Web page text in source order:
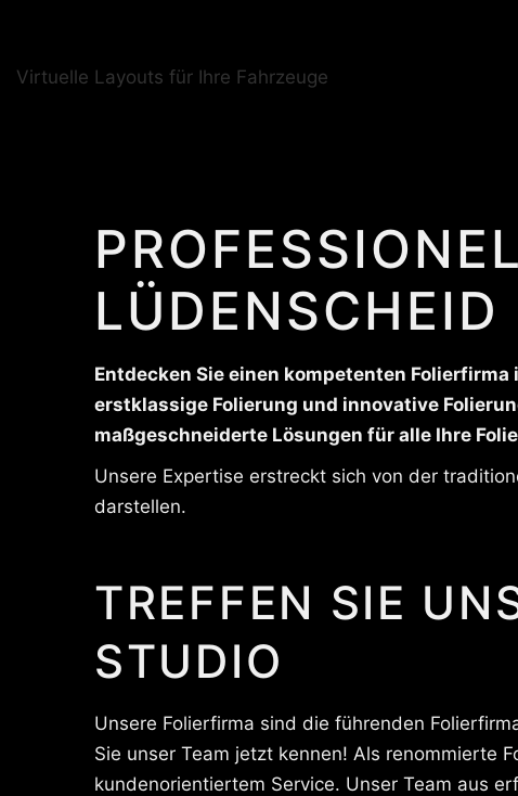
Virtuelle Layouts für Ihre Fahrzeuge
LÜDENSCHEID
Entdecken Sie einen kompetenten
erstklassige Folierung und innovative
maßgeschneiderte Lösungen für alle Ihre
Unsere Expertise erstreckt sich von der
darstellen.
TREFFEN SIE
STUDIO
Unsere Folierfirma sind die führenden
Sie unser Team jetzt kennen! Als renommierte
kundenorientiertem Service. Unser Team aus